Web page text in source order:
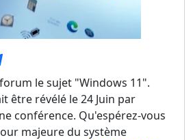
le sujet "Windows 11".
être révélé le 24 Juin par
conférence. Qu'espérez-vous
majeure du système